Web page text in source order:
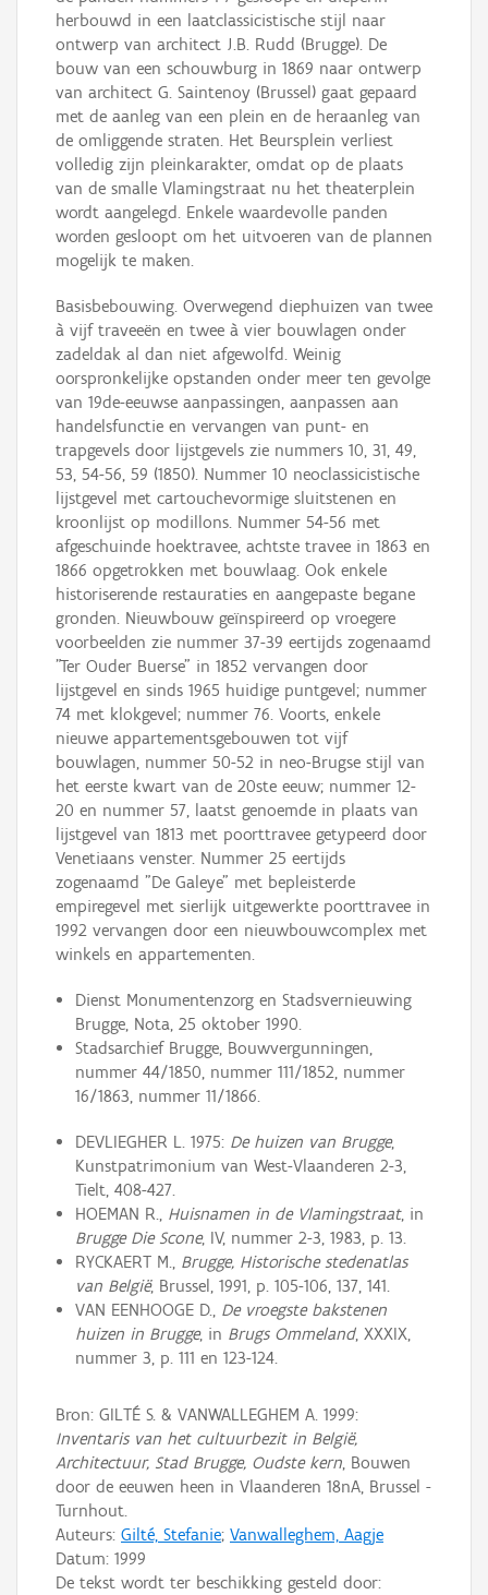
herbouwd in een laatclassicistische stijl naar
ontwerp van architect J.B. Rudd (Brugge). De
bouw van een schouwburg in 1869 naar ontwerp
van architect G. Saintenoy (Brussel) gaat gepaard
met de aanleg van een plein en de heraanleg van
de omliggende straten. Het Beursplein verliest
volledig zijn pleinkarakter, omdat op de plaats
van de smalle Vlamingstraat nu het theaterplein
wordt aangelegd. Enkele waardevolle panden
worden gesloopt om het uitvoeren van de plannen
mogelijk te maken.
Basisbebouwing. Overwegend diephuizen van twee
à vijf traveeën en twee à vier bouwlagen onder
zadeldak al dan niet afgewolfd. Weinig
oorspronkelijke opstanden onder meer ten gevolge
van 19de-eeuwse aanpassingen, aanpassen aan
handelsfunctie en vervangen van punt- en
trapgevels door lijstgevels zie nummers 10, 31, 49,
53, 54-56, 59 (1850). Nummer 10 neoclassicistische
lijstgevel met cartouchevormige sluitstenen en
kroonlijst op modillons. Nummer 54-56 met
afgeschuinde hoektravee, achtste travee in 1863 en
1866 opgetrokken met bouwlaag. Ook enkele
historiserende restauraties en aangepaste begane
gronden. Nieuwbouw geïnspireerd op vroegere
voorbeelden zie nummer 37-39 eertijds zogenaamd
"Ter Ouder Buerse" in 1852 vervangen door
lijstgevel en sinds 1965 huidige puntgevel; nummer
74 met klokgevel; nummer 76. Voorts, enkele
nieuwe appartementsgebouwen tot vijf
bouwlagen, nummer 50-52 in neo-Brugse stijl van
het eerste kwart van de 20ste eeuw; nummer 12-
20 en nummer 57, laatst genoemde in plaats van
lijstgevel van 1813 met poorttravee getypeerd door
Venetiaans venster. Nummer 25 eertijds
zogenaamd "De Galeye" met bepleisterde
empiregevel met sierlijk uitgewerkte poorttravee in
1992 vervangen door een nieuwbouwcomplex met
winkels en appartementen.
Dienst Monumentenzorg en Stadsvernieuwing
Brugge, Nota, 25 oktober 1990.
Stadsarchief Brugge, Bouwvergunningen,
nummer 44/1850, nummer 111/1852, nummer
16/1863, nummer 11/1866.
DEVLIEGHER L. 1975: De huizen van Brugge,
Kunstpatrimonium van West-Vlaanderen 2-3,
Tielt, 408-427.
HOEMAN R., Huisnamen in de Vlamingstraat, in
Brugge Die Scone, IV, nummer 2-3, 1983, p. 13.
RYCKAERT M., Brugge, Historische stedenatlas
van België, Brussel, 1991, p. 105-106, 137, 141.
VAN EENHOOGE D., De vroegste bakstenen
huizen in Brugge, in Brugs Ommeland, XXXIX,
nummer 3, p. 111 en 123-124.
Bron: GILTÉ S. & VANWALLEGHEM A. 1999:
Inventaris van het cultuurbezit in België,
Architectuur, Stad Brugge, Oudste kern, Bouwen
door de eeuwen heen in Vlaanderen 18nA, Brussel -
Turnhout.
Auteurs: Gilté, Stefanie; Vanwalleghem, Aagje
Datum: 1999
De tekst wordt ter beschikking gesteld door: